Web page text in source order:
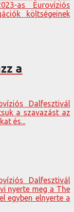
as Eurovíziós
költségeinek
a
Dalfesztivál
a szavazást az
és...
Dalfesztivál
nyerte meg a The
egyben elnyerte a